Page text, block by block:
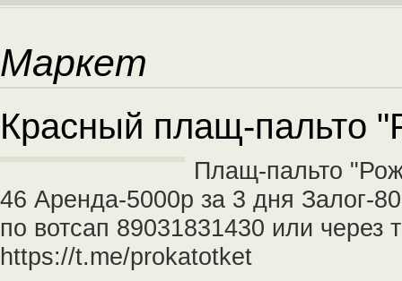
Маркет
Красный плащ-пальто
Плащ-пальто
46 Аренда-5000р за 3 дня Залог-
по вотсап 89031831430 или через
https://t.me/prokatotket